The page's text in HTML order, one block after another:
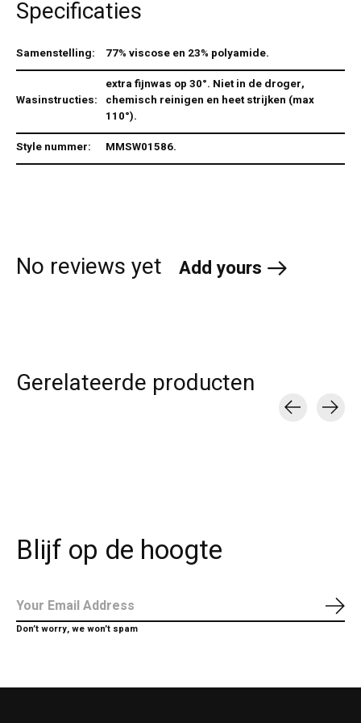
Specificaties
Samenstelling: 77% viscose en 23% polyamide.
Wasinstructies:
extra fijnwas op 30°. Niet in de droger,
chemisch reinigen en heet strijken (max
110°).
Style nummer:
MMSW01586.
No reviews yet Add yours
Gerelateerde producten
Blijf op de hoogte
Don’t worry, we won’t spam